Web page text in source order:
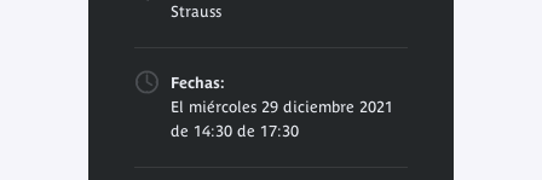
Strauss
Fechas:
El miércoles 29 diciembre 2021
de 14:30 de 17:30